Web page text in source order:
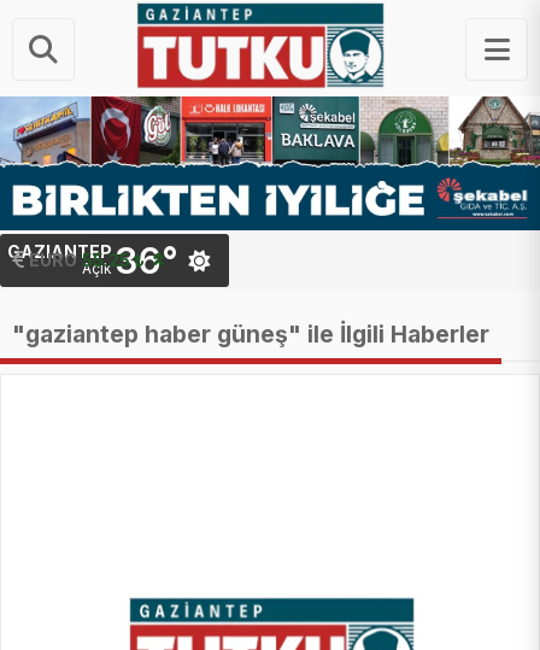
EURO 55.25 ₺
GAZIANTEP
Açık36°
"gaziantep haber güneş" ile İlgili Haberler